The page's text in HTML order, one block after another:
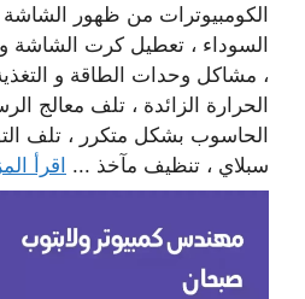
الكومبيوترات من ظهور الشاشة
السوداء ، تعطيل كرت الشاشة
، مشاكل وحدات الطاقة و
الحرارة الزائدة ، تلف معالج
الحاسوب بشكل متكرر ، تلف
سبلاي ، تنظيف مآخذ ... اقرأ